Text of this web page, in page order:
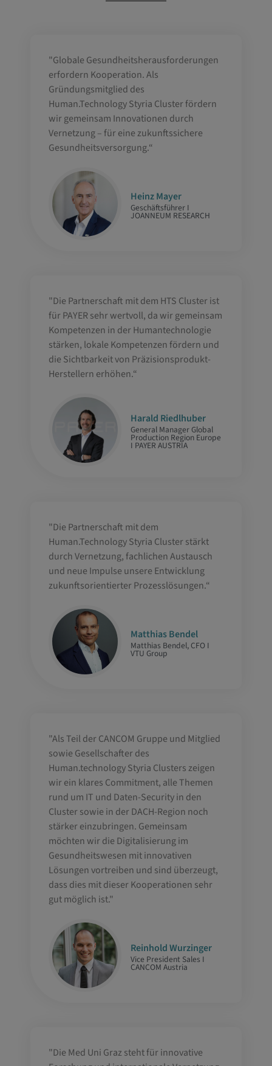
"Globale Gesundheitsherausforderungen
erfordern Kooperation. Als
Gründungsmitglied des
Human.Technology Styria Cluster fördern
wir gemeinsam Innovationen durch
Vernetzung – für eine zukunftssichere
Gesundheitsversorgung.“
Heinz Mayer
Geschäftsführer I
JOANNEUM RESEARCH
"Die Partnerschaft mit dem HTS Cluster ist
für PAYER sehr wertvoll, da wir gemeinsam
Kompetenzen in der Humantechnologie
stärken, lokale Kompetenzen fördern und
die Sichtbarkeit von Präzisionsprodukt-
Herstellern erhöhen.“
Harald Riedlhuber
General Manager Global
Production Region Europe
I PAYER AUSTRIA
"Die Partnerschaft mit dem
Human.Technology Styria Cluster stärkt
durch Vernetzung, fachlichen Austausch
und neue Impulse unsere Entwicklung
zukunftsorientierter Prozesslösungen.“
Matthias Bendel
Matthias Bendel, CFO I
VTU Group
"Als Teil der CANCOM Gruppe und Mitglied
sowie Gesellschafter des
Human.technology Styria Clusters zeigen
wir ein klares Commitment, alle Themen
rund um IT und Daten-Security in den
Cluster sowie in der DACH-Region noch
stärker einzubringen. Gemeinsam
möchten wir die Digitalisierung im
Gesundheitswesen mit innovativen
Lösungen vortreiben und sind überzeugt,
dass dies mit dieser Kooperationen sehr
gut möglich ist."
Reinhold Wurzinger
Vice President Sales I
CANCOM Austria
"Die Med Uni Graz steht für innovative